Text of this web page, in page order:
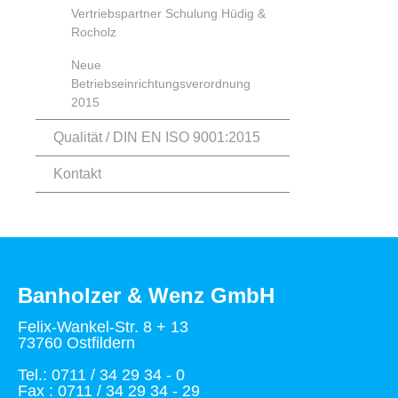
Vertriebspartner Schulung Hüdig &
Rocholz
Neue
Betriebseinrichtungsverordnung
2015
Qualität / DIN EN ISO 9001:2015
Kontakt
Banholzer & Wenz GmbH
Felix-Wankel-Str. 8 + 13
73760 Ostfildern
Tel.: 0711 / 34 29 34 - 0
Fax : 0711 / 34 29 34 - 29